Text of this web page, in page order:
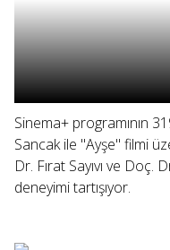
Sinema+ programının
Sancak ile "Ayşe" filmi
Dr. Fırat Sayıvı ve Doç.
deneyimi tartışıyor.